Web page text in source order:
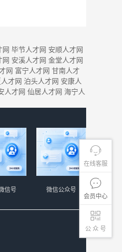
在线客服
会员中心
公 众 号
网 毕节人才网 安顺人才网
网 安溪人才网 金堂人才网
网 富宁人才网 甘南人才
人才网 泊头人才网 安康人
人才网 仙居人才网 海宁人
微信公众号
信号